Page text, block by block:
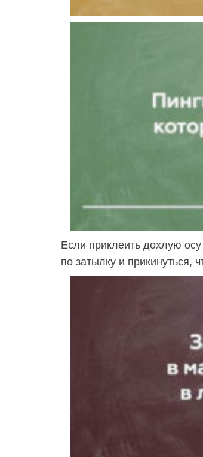
Если приклеить дохлую
по затылку и прикинуться,